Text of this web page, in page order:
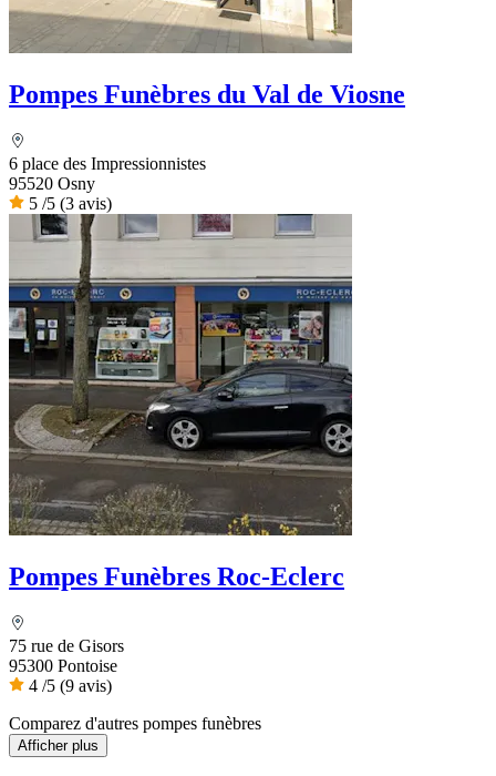
Pompes Funèbres du Val de Viosne
6 place des Impressionnistes
95520 Osny
5 /5 (3 avis)
Pompes Funèbres Roc-Eclerc
75 rue de Gisors
95300 Pontoise
4 /5 (9 avis)
Comparez d'autres pompes funèbres
Afficher plus